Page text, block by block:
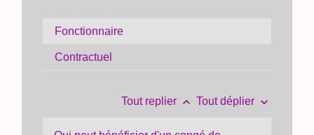
Fonctionnaire
Contractuel
Tout replier keyboard_arrow_up Tout déplier keyboard_arrow_down